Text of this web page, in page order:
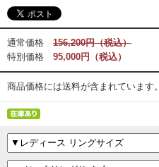
通常価格
156,200円（税込）
特別価格
95,000円（税込）
商品価格には送料が含まれています。